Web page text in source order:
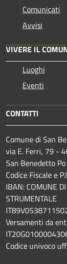
Comunicati
Avvisi
VIVERE IL
Luoghi
Eventi
CONTATTI
Comune di San
via E. Ferri, 79 -
San Benedetto Po
Codice Fiscale e
IBAN: COMUNE
STRUMENTALE
Versamenti da
Codice univoco